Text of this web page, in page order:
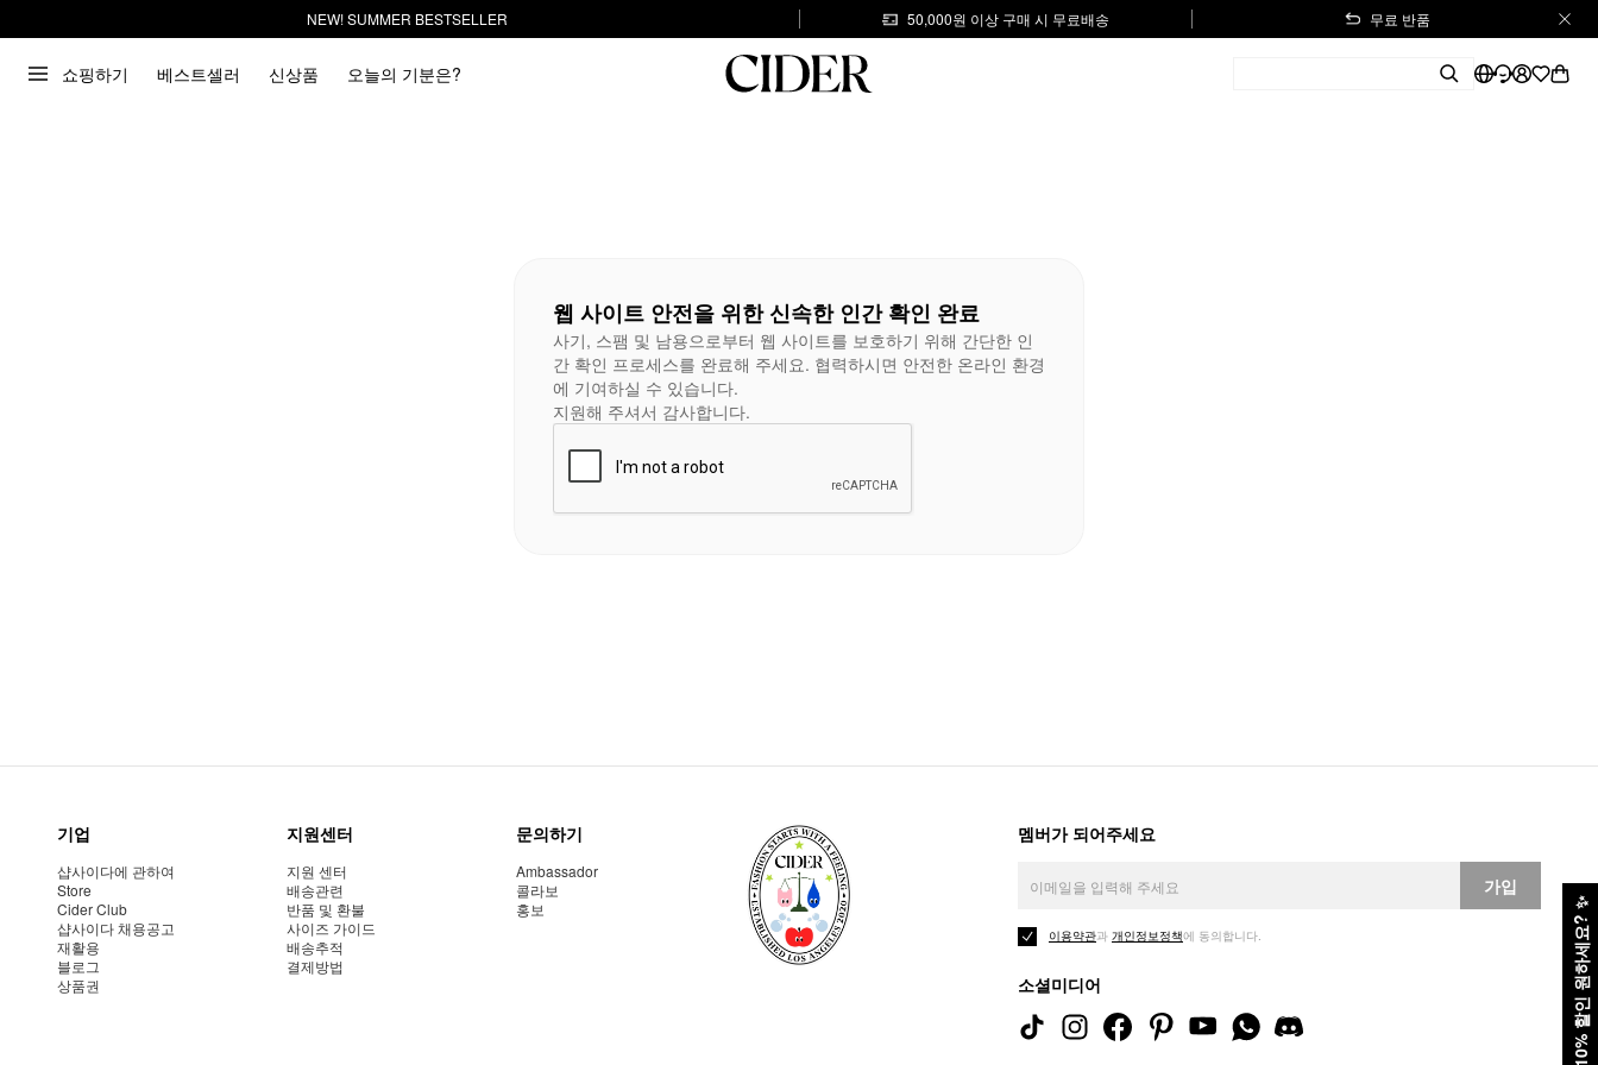
NEW! SUMMER BESTSELLER 50,000원 이상 구매 시 무료배송 무료 반품
쇼핑하기 베스트셀러 신상품 오늘의 기분은?
10% 할인 원하세요?
✨
웹 사이트 안전을 위한 신속한 인간 확인 완료
사기, 스팸 및 남용으로부터 웹 사이트를 보호하기 위해 간단한 인
간 확인 프로세스를 완료해 주세요. 협력하시면 안전한 온라인 환경
에 기여하실 수 있습니다.
지원해 주셔서 감사합니다.
기업
샵사이다에 관하여
Store
Cider Club
샵사이다 채용공고
재활용
블로그
상품권
지원센터
지원 센터
배송관련
반품 및 환불
사이즈 가이드
배송추적
결제방법
문의하기
Ambassador
콜라보
홍보
멤버가 되어주세요
가입
이용약관과 개인정보정책에 동의합니다.
소셜미디어